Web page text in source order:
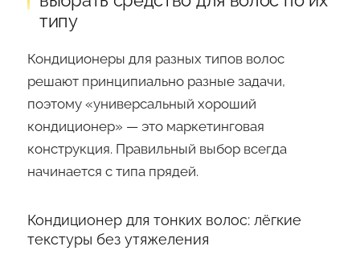
типу
Кондиционеры для разных типов волос
решают принципиально разные задачи,
поэтому «универсальный хороший
кондиционер» — это маркетинговая
конструкция. Правильный выбор всегда
начинается с типа прядей.
Кондиционер для тонких волос: лёгкие
текстуры без утяжеления